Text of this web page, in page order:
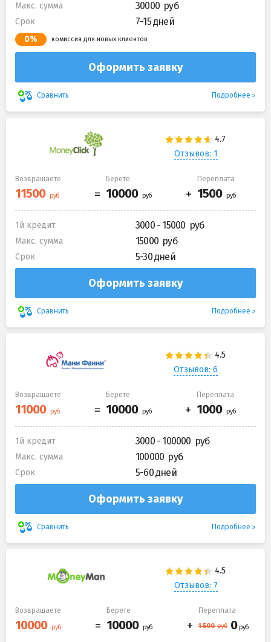
Макс. сумма 30000
Срок 7-15 дней
0% комиссия для новых клиентов
Оформить заявку
Сравнить Подробнее
Отзывов: 1
Возвращаете Берете Переплата
1й кредит 3000 - 15000
Макс. сумма 15000
Срок 5-30 дней
Оформить заявку
Сравнить Подробнее
Отзывов: 6
Возвращаете Берете Переплата
1й кредит 3000 - 100000
Макс. сумма 100000
Срок 5-60 дней
Оформить заявку
Сравнить Подробнее
Отзывов: 7
Возвращаете Берете Переплата